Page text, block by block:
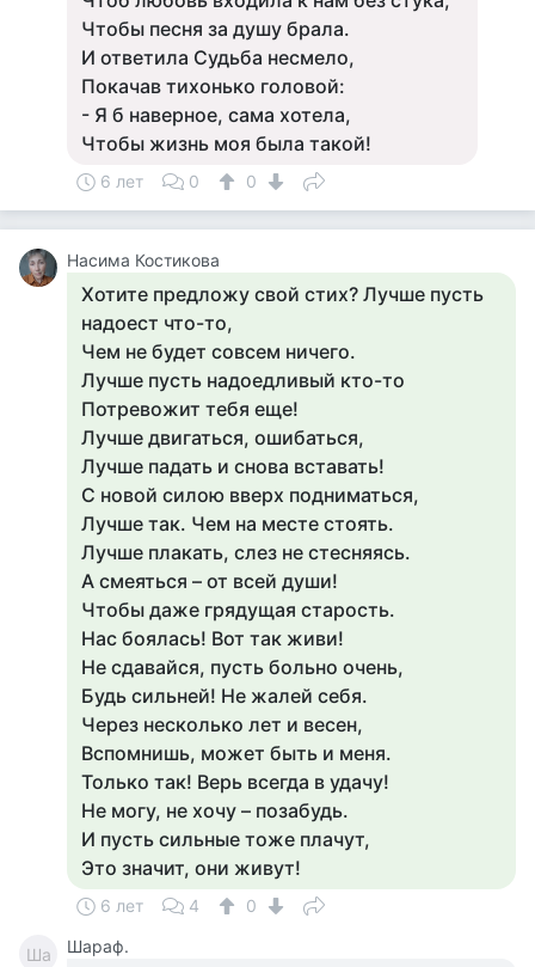
Чтобы песня за душу брала.
И ответила Судьба несмело,
Покачав тихонько головой:
- Я б наверное, сама хотела,
Чтобы жизнь моя была такой!
6 лет 0 0
Насима Костикова
Хотите предложу свой стих? Лучше пусть
надоест что-то,
Чем не будет совсем ничего.
Лучше пусть надоедливый кто-то
Потревожит тебя еще!
Лучше двигаться, ошибаться,
Лучше падать и снова вставать!
С новой силою вверх подниматься,
Лучше так. Чем на месте стоять.
Лучше плакать, слез не стесняясь.
А смеяться – от всей души!
Чтобы даже грядущая старость.
Нас боялась! Вот так живи!
Не сдавайся, пусть больно очень,
Будь сильней! Не жалей себя.
Через несколько лет и весен,
Вспомнишь, может быть и меня.
Только так! Верь всегда в удачу!
Не могу, не хочу – позабудь.
И пусть сильные тоже плачут,
Это значит, они живут!
6 лет 4 0
Ша Шараф.